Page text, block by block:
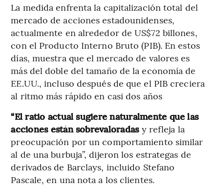
La medida enfrenta la capitalización total del
mercado de acciones estadounidenses,
actualmente en alrededor de US$72 billones,
con el Producto Interno Bruto (PIB). En estos
días, muestra que el mercado de valores es
más del doble del tamaño de la economía de
EE.UU., incluso después de que el PIB creciera
al ritmo más rápido en casi dos años
“El ratio actual sugiere naturalmente que las
acciones están sobrevaloradas y refleja la
preocupación por un comportamiento similar
al de una burbuja”, dijeron los estrategas de
derivados de Barclays, incluido Stefano
Pascale, en una nota a los clientes.